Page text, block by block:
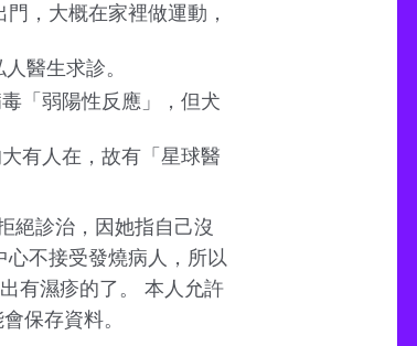
，大概在家裡做運動，
醫生求診。
「弱陽性反應」，但犬
有人在，故有「星球醫
絕診治，因她指自己沒
不接受發燒病人，所以
有濕疹的了。 本人允許
保存資料。